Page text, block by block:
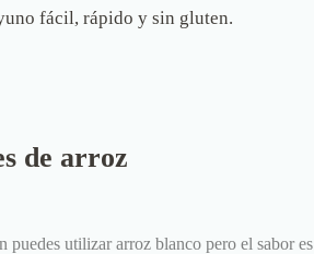
fácil, rápido y sin gluten.
de arroz
puedes utilizar arroz blanco pero el sabor es